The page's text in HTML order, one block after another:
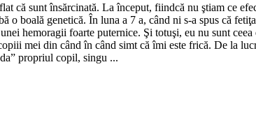
că sunt însărcinată. La început, fiindcă nu ştiam ce
o boală genetică. În luna a 7 a, când ni s-a spus că
hemoragii foarte puternice. Şi totuşi, eu nu sunt
mei din când în când simt că îmi este frică. De la
propriul copil, singu ...